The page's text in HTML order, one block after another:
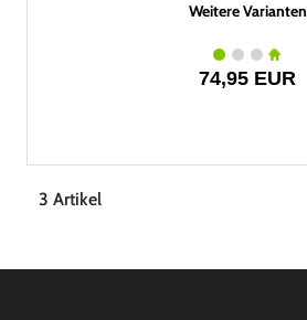
Weitere Varianten
74,95 EUR
3 Artikel